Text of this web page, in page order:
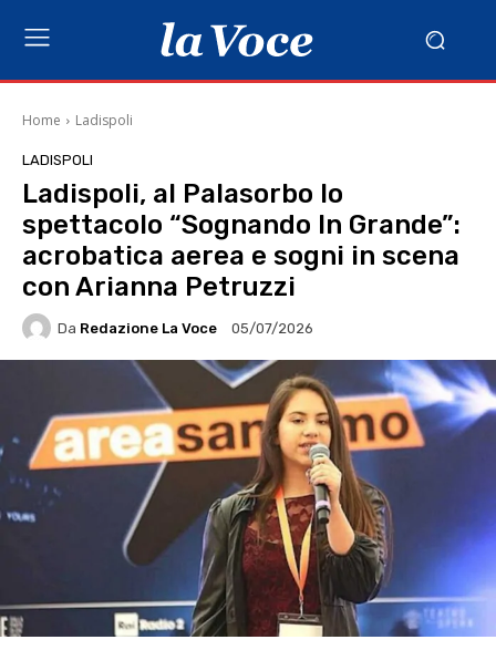
Home Ladispoli
LADISPOLI
Ladispoli, al Palasorbo lo
spettacolo “Sognando In Grande”:
acrobatica aerea e sogni in scena
con Arianna Petruzzi
Da Redazione La Voce 05/07/2026